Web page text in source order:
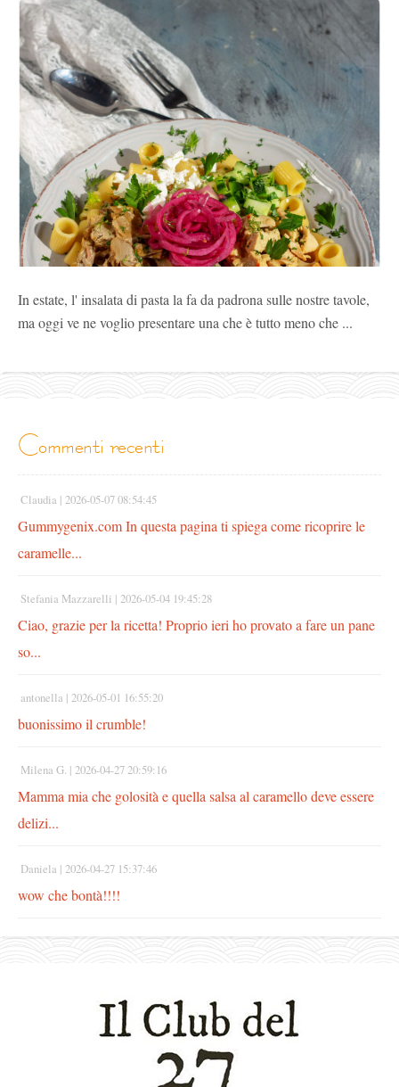
In estate, l' insalata di pasta la fa da padrona sulle nostre tavole,
ma oggi ve ne voglio presentare una che è tutto meno che ...
commenti recenti
Claudia | 2026-05-07 08:54:45
Gummygenix.com In questa pagina ti spiega come ricoprire le
caramelle...
Stefania Mazzarelli | 2026-05-04 19:45:28
Ciao, grazie per la ricetta! Proprio ieri ho provato a fare un pane
so...
antonella | 2026-05-01 16:55:20
buonissimo il crumble!
Milena G. | 2026-04-27 20:59:16
Mamma mia che golosità e quella salsa al caramello deve essere
delizi...
Daniela | 2026-04-27 15:37:46
wow che bontà!!!!